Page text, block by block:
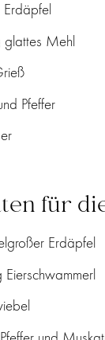
Erdäpfel
glattes Mehl
Pfeffer
für
Erdäpfel
Eierschwammerl